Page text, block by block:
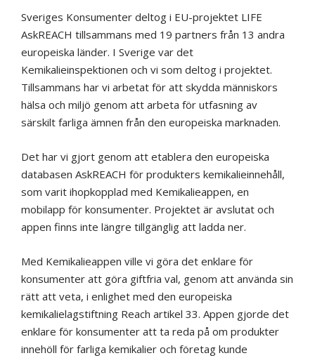
Sveriges Konsumenter deltog i EU-projektet LIFE
AskREACH tillsammans med 19 partners från 13 andra
europeiska länder. I Sverige var det
Kemikalieinspektionen och vi som deltog i projektet.
Tillsammans har vi arbetat för att skydda människors
hälsa och miljö genom att arbeta för utfasning av
särskilt farliga ämnen från den europeiska marknaden.
Det har vi gjort genom att etablera den europeiska
databasen AskREACH för produkters kemikalieinnehåll,
som varit ihopkopplad med Kemikalieappen, en
mobilapp för konsumenter. Projektet är avslutat och
appen finns inte längre tillgänglig att ladda ner.
Med Kemikalieappen ville vi göra det enklare för
konsumenter att göra giftfria val, genom att använda sin
rätt att veta, i enlighet med den europeiska
kemikalielagstiftning Reach artikel 33. Appen gjorde det
enklare för konsumenter att ta reda på om produkter
innehöll för farliga kemikalier och företag kunde